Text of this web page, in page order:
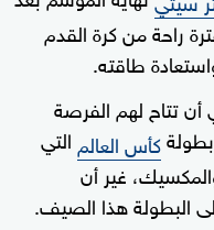
راحة من كرة القدم
طاقته.
تتاح لهم الفرصة
كأس العالمالتي
غير أن
البطولة هذا الصيف.